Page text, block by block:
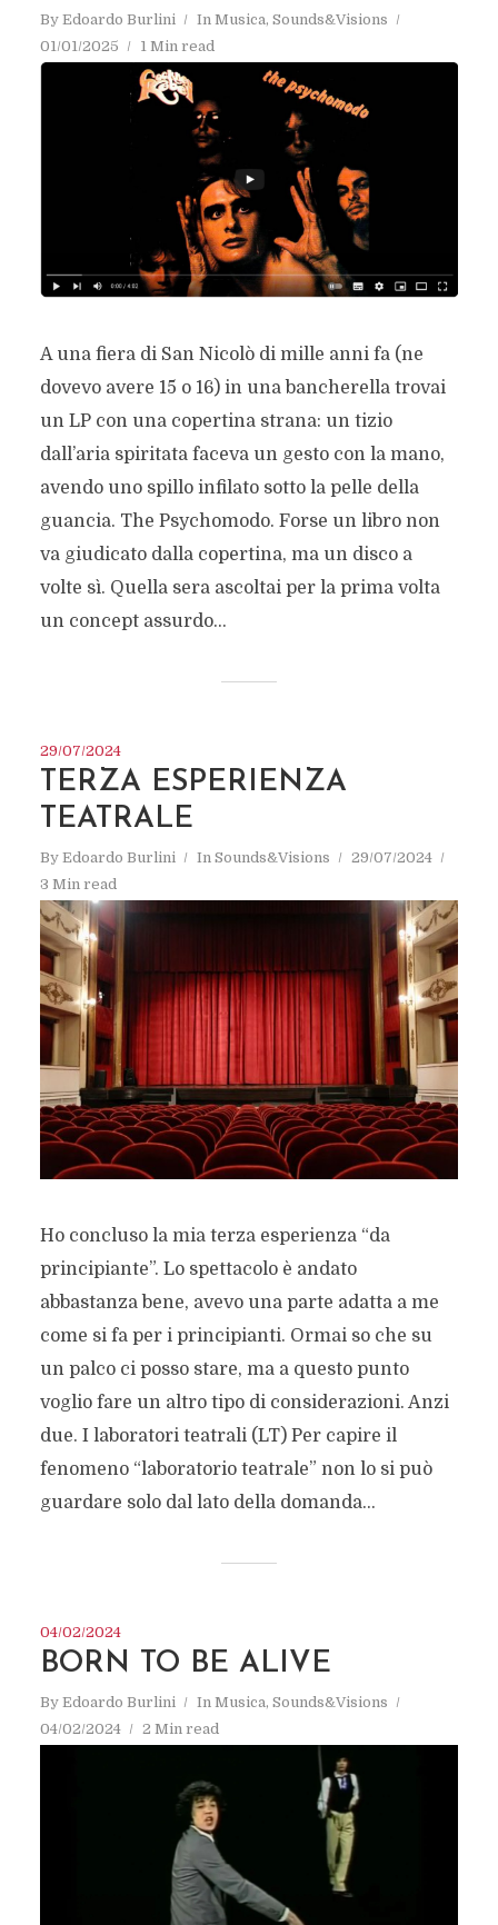
By Edoardo Burlini In Musica, Sounds&Visions
01/01/2025
1 Min read
A una fiera di San Nicolò di mille anni fa (ne
dovevo avere 15 o 16) in una bancherella trovai
un LP con una copertina strana: un tizio
dall’aria spiritata faceva un gesto con la mano,
avendo uno spillo infilato sotto la pelle della
guancia. The Psychomodo. Forse un libro non
va giudicato dalla copertina, ma un disco a
volte sì. Quella sera ascoltai per la prima volta
un concept assurdo...
29/07/2024
TERZA ESPERIENZA
TEATRALE
By Edoardo Burlini In Sounds&Visions
29/07/2024
3 Min read
Ho concluso la mia terza esperienza “da
principiante”. Lo spettacolo è andato
abbastanza bene, avevo una parte adatta a me
come si fa per i principianti. Ormai so che su
un palco ci posso stare, ma a questo punto
voglio fare un altro tipo di considerazioni. Anzi
due. I laboratori teatrali (LT) Per capire il
fenomeno “laboratorio teatrale” non lo si può
guardare solo dal lato della domanda...
04/02/2024
BORN TO BE ALIVE
By Edoardo Burlini In Musica, Sounds&Visions
04/02/2024
2 Min read